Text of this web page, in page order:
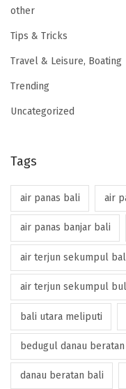
other
Tips & Tricks
Travel & Leisure, Boating
Trending
Uncategorized
Tags
air panas bali air
air panas banjar bali
air terjun sekumpul
air terjun sekumpul
bali utara meliputi
bedugul danau beratan
danau beratan bali